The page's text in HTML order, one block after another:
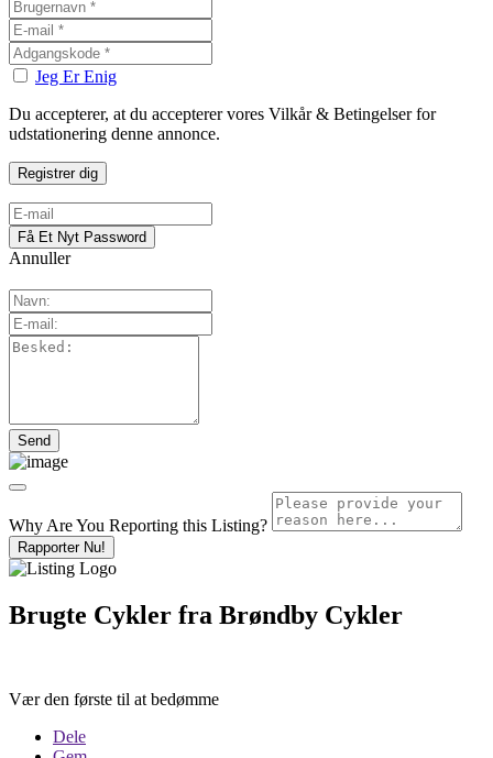
Jeg Er Enig
Du accepterer, at du accepterer vores Vilkår & Betingelser for
udstationering denne annonce.
Annuller
Why Are You Reporting this Listing?
Rapporter Nu!
Brugte Cykler fra Brøndby Cykler
Vær den første til at bedømme
Dele